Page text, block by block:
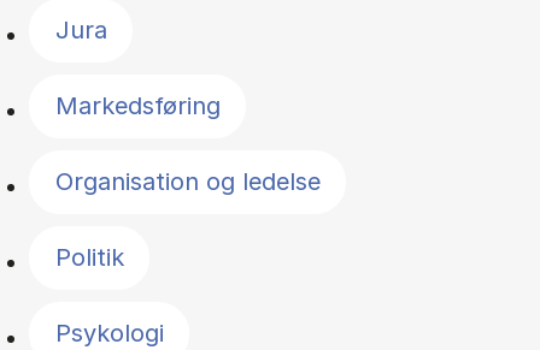
Jura
Markedsføring
Organisation og ledelse
Politik
Psykologi